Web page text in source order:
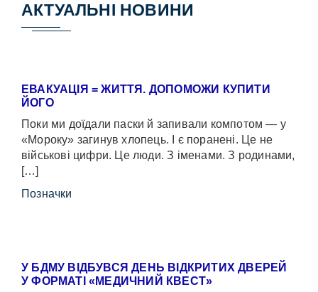
АКТУАЛЬНІ НОВИНИ
ЕВАКУАЦІЯ = ЖИТТЯ. ДОПОМОЖИ КУПИТИ
ЙОГО
Поки ми доїдали паски й запивали компотом — у
«Мороку» загинув хлопець. І є поранені. Це не
військові цифри. Це люди. З іменами. З родинами,
[…]
Позначки
У БДМУ ВІДБУВСЯ ДЕНЬ ВІДКРИТИХ ДВЕРЕЙ
У ФОРМАТІ «МЕДИЧНИЙ КВЕСТ»